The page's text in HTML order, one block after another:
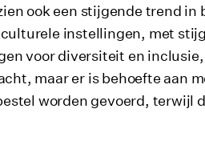
ook een stijgende trend in
instellingen, met
voor diversiteit en
maar er is behoefte aan
worden gevoerd, terwijl